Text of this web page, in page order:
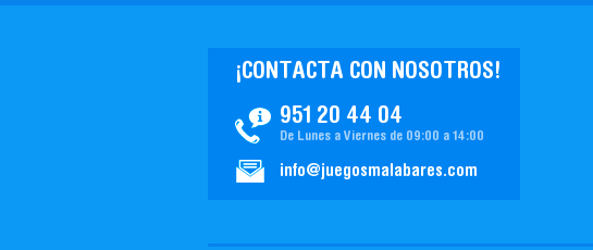
951 20 44 04
¡CONTACTA CON NOSOTROS!
De Lunes a Viernes de 09:00 a 14:00
info@juegosmalabares.com